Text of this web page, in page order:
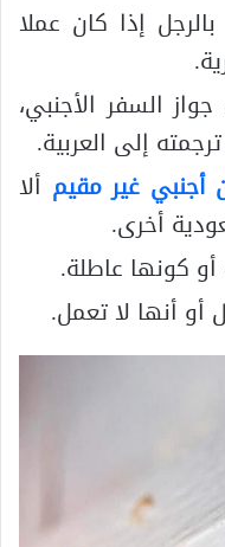
إذا كان عملا
السفر الأجنبي،
إلى العربية.
غير مقيم ألا
أخرى.
كونها عاطلة.
أو أنها لا تعمل.